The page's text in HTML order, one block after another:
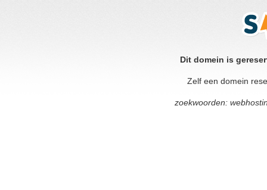
Dit domein is
Zelf een domein
zoekwoorden: